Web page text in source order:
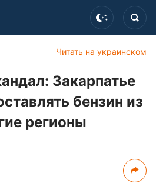
Читать на украинском
Закарпатье
бензин из
регионы